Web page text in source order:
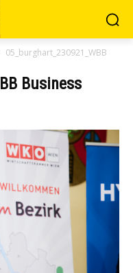
05_burghart_230921_WBB
Business